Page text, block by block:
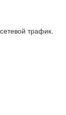
трафик.